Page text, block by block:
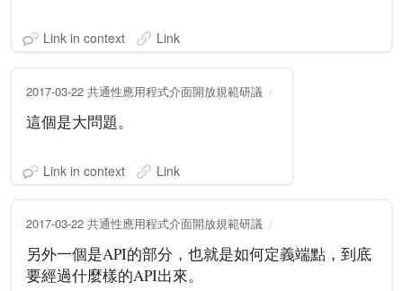
Link in context Link
2017-03-22 共通性應用程式介面開放規範研議
這個是大問題。
Link in context Link
2017-03-22 共通性應用程式介面開放規範研議
另外一個是API的部分，也就是如何定義端點，到底
要經過什麼樣的API出來。